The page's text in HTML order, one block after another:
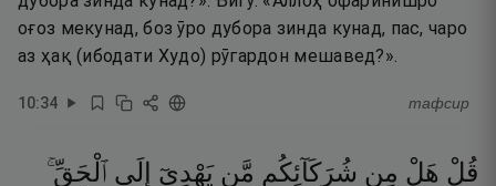
оғоз мекунад, боз ӯро дубора зинда кунад, пас, чаро
аз ҳақ (ибодати Худо) рӯгардон мешавед?».
10:34 тафсир
قُلْ هَلْ مِن شُرَكَآئِكُم مَّن يَهْدِىٓ إِلَى ٱلْحَقِّ ۚ